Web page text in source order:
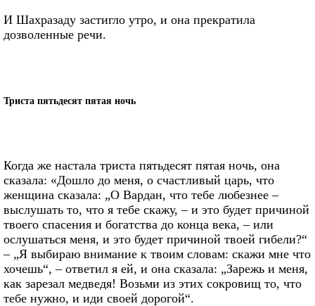
И Шахразаду застигло утро, и она прекратила
дозволенные речи.
Триста пятьдесят пятая ночь
Когда же настала триста пятьдесят пятая ночь, она
сказала: «Дошло до меня, о счастливый царь, что
женщина сказала: „О Вардан, что тебе любезнее –
выслушать то, что я тебе скажу, – и это будет причиной
твоего спасения и богатства до конца века, – или
ослушаться меня, и это будет причиной твоей гибели?“
– „Я выбираю внимание к твоим словам: скажи мне что
хочешь“, – ответил я ей, и она сказала: „Зарежь и меня,
как зарезал медведя! Возьми из этих сокровищ то, что
тебе нужно, и иди своей дорогой“.